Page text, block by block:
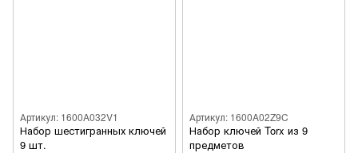
Артикул: 1600A032V1
Набор шестигранных ключей
9 шт.
Артикул: 1600A02Z9C
Набор ключей Torx из 9
предметов